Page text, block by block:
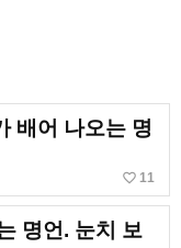
배어 나오는 명
favorite_border 11
명언. 눈치 보